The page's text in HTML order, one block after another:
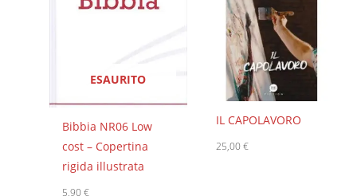
ESAURITO
Bibbia NR06 Low
cost – Copertina
rigida illustrata
5,90€
IL CAPOLAVORO
25,00€